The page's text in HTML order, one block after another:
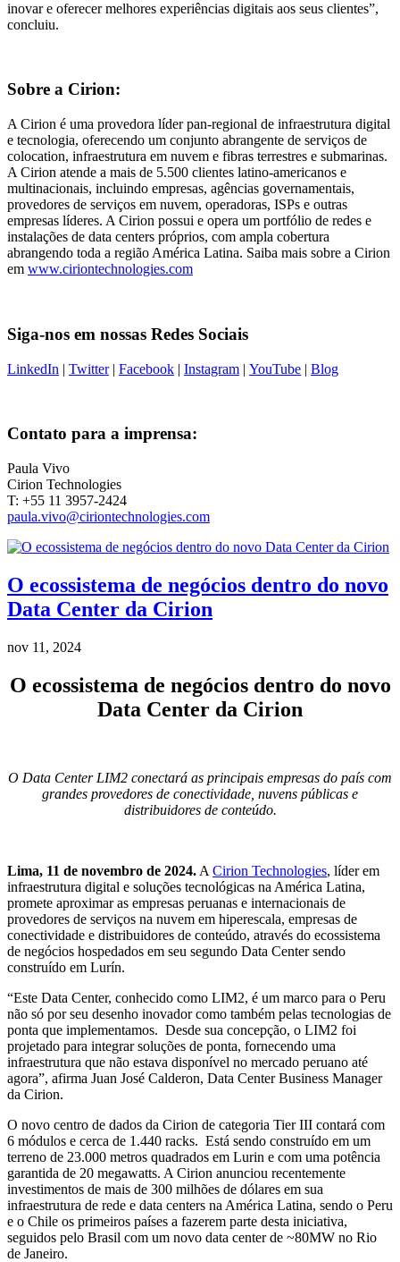
inovar e oferecer melhores experiências digitais aos seus clientes”,
concluiu.
Sobre a Cirion:
A Cirion é uma provedora líder pan-regional de infraestrutura digital
e tecnologia, oferecendo um conjunto abrangente de serviços de
colocation, infraestrutura em nuvem e fibras terrestres e submarinas.
A Cirion atende a mais de 5.500 clientes latino-americanos e
multinacionais, incluindo empresas, agências governamentais,
provedores de serviços em nuvem, operadoras, ISPs e outras
empresas líderes. A Cirion possui e opera um portfólio de redes e
instalações de data centers próprios, com ampla cobertura
abrangendo toda a região América Latina. Saiba mais sobre a Cirion
em www.ciriontechnologies.com
Siga-nos em nossas Redes Sociais
LinkedIn | Twitter| Facebook | Instagram | YouTube | Blog
Contato para a imprensa:
Paula Vivo
Cirion Technologies
T: +55 11 3957-2424
paula.vivo@ciriontechnologies.com
O ecossistema de negócios dentro do novo
Data Center da Cirion
nov 11, 2024
O ecossistema de negócios dentro do novo
Data Center da Cirion
O Data Center LIM2 conectará as principais empresas do país com
grandes provedores de conectividade, nuvens públicas e
distribuidores de conteúdo.
Lima, 11 de novembro de 2024. A Cirion Technologies, líder em
infraestrutura digital e soluções tecnológicas na América Latina,
promete aproximar as empresas peruanas e internacionais de
provedores de serviços na nuvem em hiperescala, empresas de
conectividade e distribuidores de conteúdo, através do ecossistema
de negócios hospedados em seu segundo Data Center sendo
construído em Lurín.
“Este Data Center, conhecido como LIM2, é um marco para o Peru
não só por seu desenho inovador como também pelas tecnologias de
ponta que implementamos. Desde sua concepção, o LIM2 foi
projetado para integrar soluções de ponta, fornecendo uma
infraestrutura que não estava disponível no mercado peruano até
agora”, afirma Juan José Calderon, Data Center Business Manager
da Cirion.
O novo centro de dados da Cirion de categoria Tier III contará com
6 módulos e cerca de 1.440 racks. Está sendo construído em um
terreno de 23.000 metros quadrados em Lurin e com uma potência
garantida de 20 megawatts. A Cirion anunciou recentemente
investimentos de mais de 300 milhões de dólares em sua
infraestrutura de rede e data centers na América Latina, sendo o Peru
e o Chile os primeiros países a fazerem parte desta iniciativa,
seguidos pelo Brasil com um novo data center de ~80MW no Rio
de Janeiro.